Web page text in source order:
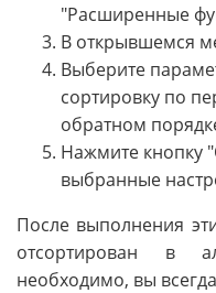
"Расширенные
В открывшемся
Выберите
сортировку по
обратном
Нажмите кнопку
выбранные
После выполнения
отсортирован в
необходимо, вы